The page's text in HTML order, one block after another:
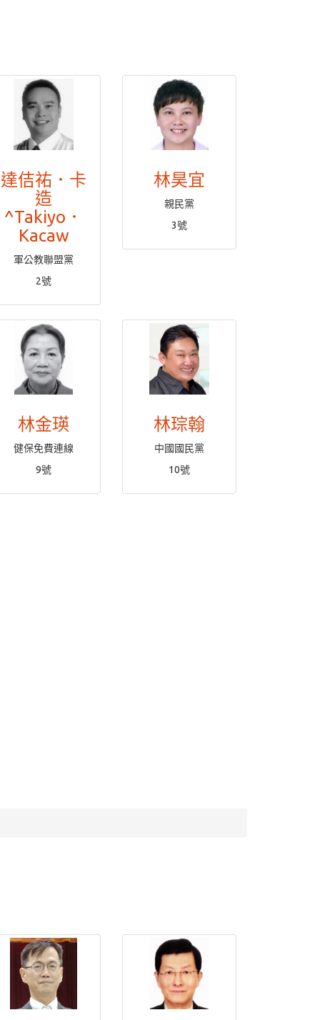
達佶祐．卡
造
^Takiyo．
Kacaw
軍公教聯盟黨
2號
林昊宜
親民黨
3號
林金瑛
健保免費連線
9號
林琮翰
中國國民黨
10號